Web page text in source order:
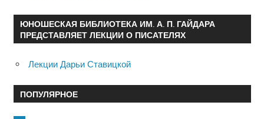
ЮНОШЕСКАЯ БИБЛИОТЕКА ИМ. А. П. ГАЙДАРА
ПРЕДСТАВЛЯЕТ ЛЕКЦИИ О ПИСАТЕЛЯХ
Лекции Дарьи Ставицкой
ПОПУЛЯРНОЕ